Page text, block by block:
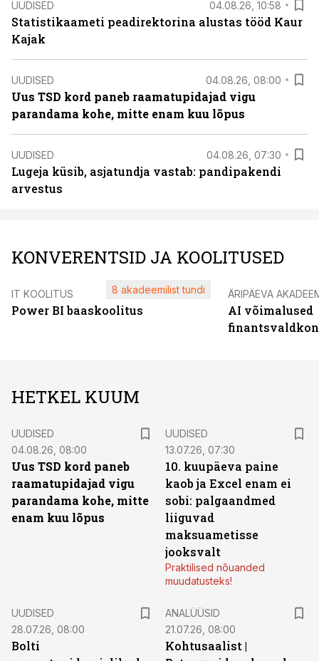
UUDISED 04.08.26, 10:58
Statistikaameti peadirektorina alustas tööd Kaur
Kajak
UUDISED 04.08.26, 08:00
Uus TSD kord paneb raamatupidajad vigu
parandama kohe, mitte enam kuu lõpus
UUDISED 04.08.26, 07:30
Lugeja küsib, asjatundja vastab: pandipakendi
arvestus
KONVERENTSID JA KOOLITUSED
IT KOOLITUS
Power BI baaskoolitus
8 akadeemilist tundi ÄRIPÄEVA
AI võimalused
HETKEL KUUM
UUDISED
04.08.26, 08:00
Uus TSD kord paneb
raamatupidajad vigu
parandama kohe, mitte
enam kuu lõpus
UUDISED
13.07.26, 07:30
10. kuupäeva paine
kaob ja Excel enam ei
sobi: palgaandmed
liiguvad
maksuametisse
jooksvalt
Praktilised nõuanded
muudatusteks!
UUDISED
28.07.26, 08:00
Bolti
ANALÜÜSID
21.07.26, 08:00
Kohtusaalist |